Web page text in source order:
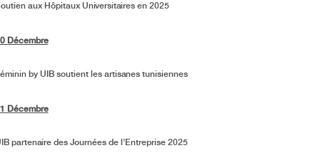
aux Hôpitaux Universitaires en 2025
Décembre
by UIB soutient les artisanes tunisiennes
Décembre
partenaire des Journées de l’Entreprise 2025